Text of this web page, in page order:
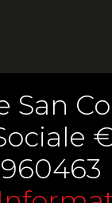
San